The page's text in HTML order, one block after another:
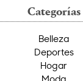
Categorías
Belleza
Deportes
Hogar
Moda